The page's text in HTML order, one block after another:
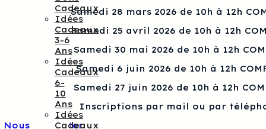
Cadeaux
Idées
Cadeaux
3-6
Ans
Idées
Cadeaux
6-
10
Ans
Idées
Cadeaux
Samedi 28 mars 2026 de 10h à 12h
Samedi 25 avril 2026 de 10h à 12h
Samedi 30 mai 2026 de 10h à 12h
Samedi 6 juin 2026 de 10h à 12h
Samedi 27 juin 2026 de 10h à 12h
Inscriptions par mail ou par
Nous contacter